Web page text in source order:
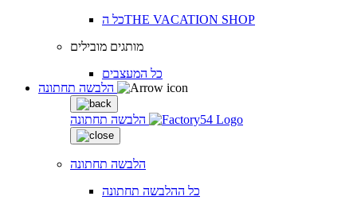
כל הTHE VACATION SHOP
מותגים מובילים
כל המעצבים
הלבשה תחתונה
הלבשה תחתונה
כל ההלבשה תחתונה